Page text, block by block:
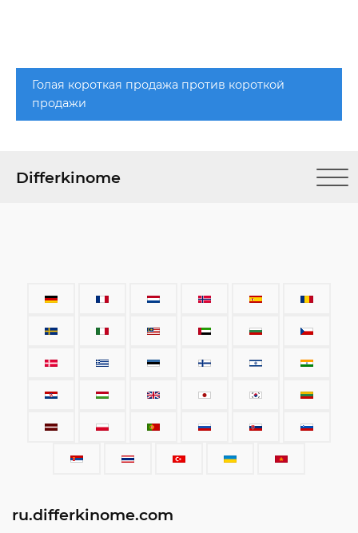
Голая короткая продажа против короткой
продажи
Differkinome
ru.differkinome.com